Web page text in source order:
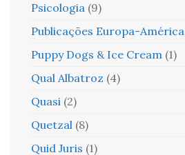
Psicologia (9)
Publicações Europa-América
Puppy Dogs & Ice Cream (1)
Qual Albatroz (4)
Quasi (2)
Quetzal (8)
Quid Juris (1)